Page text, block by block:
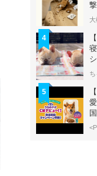
4
5